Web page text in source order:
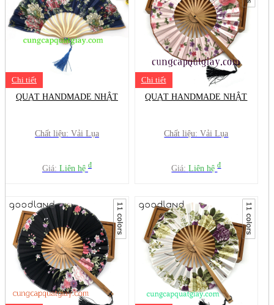
Chi tiết
QUẠT HANDMADE NHẬT
Chất liệu: Vải Lụa
Giá: Liên hệ đ
Chi tiết
QUẠT HANDMADE NHẬT
Chất liệu: Vải Lụa
Giá:Liên hệđ